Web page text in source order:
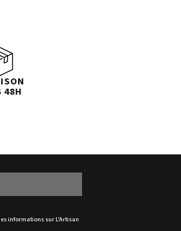
48H
informations sur L'Artisan